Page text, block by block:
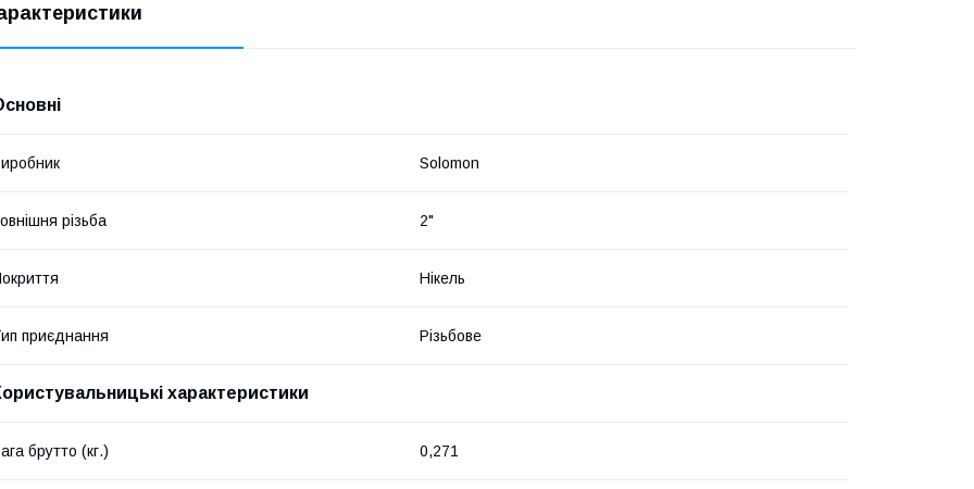
Solomon
різьба 2"
Нікель
приєднання Різьбове
характеристики
брутто (кг.) 0,271